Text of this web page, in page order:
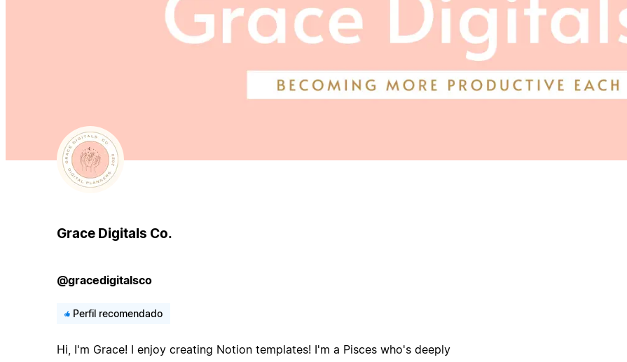
Grace Digitals Co.
@gracedigitalsco
Perfil recomendado
Hi, I'm Grace! I enjoy creating Notion templates! I'm a Pisces who's deeply